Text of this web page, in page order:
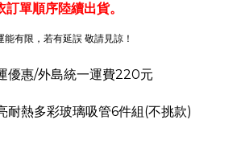
訂單順序陸續出貨。
有限，若有延誤 敬請見諒！
優惠/外島統一運費220元
耐熱多彩玻璃吸管6件組(不挑款)